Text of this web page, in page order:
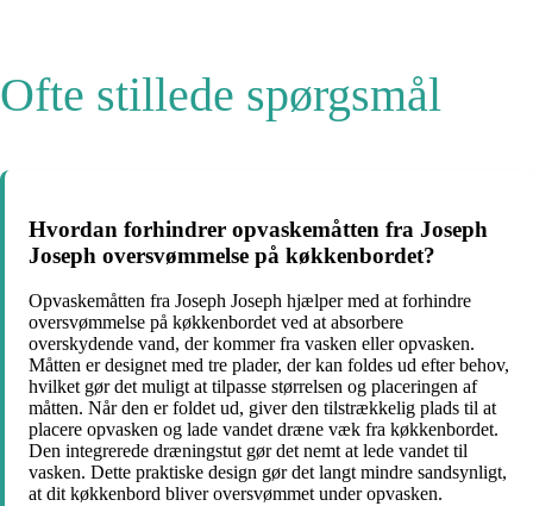
Ofte stillede spørgsmål
Hvordan forhindrer opvaskemåtten fra Joseph
Joseph oversvømmelse på køkkenbordet?
Opvaskemåtten fra Joseph Joseph hjælper med at forhindre
oversvømmelse på køkkenbordet ved at absorbere
overskydende vand, der kommer fra vasken eller opvasken.
Måtten er designet med tre plader, der kan foldes ud efter behov,
hvilket gør det muligt at tilpasse størrelsen og placeringen af
måtten. Når den er foldet ud, giver den tilstrækkelig plads til at
placere opvasken og lade vandet dræne væk fra køkkenbordet.
Den integrerede dræningstut gør det nemt at lede vandet til
vasken. Dette praktiske design gør det langt mindre sandsynligt,
at dit køkkenbord bliver oversvømmet under opvasken.